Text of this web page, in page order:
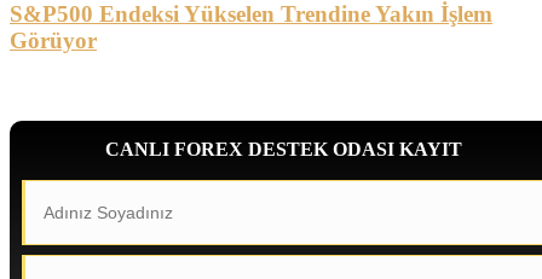
S&P500 Endeksi Yükselen Trendine Yakın İşlem
Görüyor
CANLI FOREX DESTEK ODASI KAYIT